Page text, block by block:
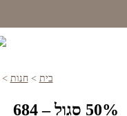
content
בית >חנות
50% סגול – 684